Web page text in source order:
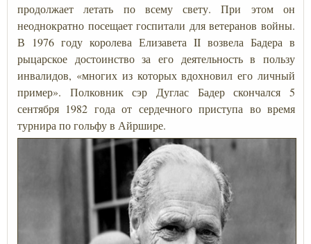
продолжает летать по всему свету. При этом он
неоднократно посещает госпитали для ветеранов войны.
В 1976 году королева Елизавета II возвела Бадера в
рыцарское достоинство за его деятельность в пользу
инвалидов, «многих из которых вдохновил его личный
пример». Полковник сэр Дуглас Бадер скончался 5
сентября 1982 года от сердечного приступа во время
турнира по гольфу в Айршире.